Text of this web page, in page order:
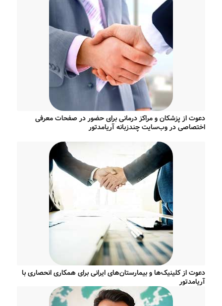
دعوت از پزشکان و مراکز درمانی برای حضور در صفحات معرفی
اختصاصی در وب‌سایت چندزبانه آریامدتور
دعوت از کلینیک‌ها و بیمارستان‌های ایرانی برای همکاری انحصاری با
آریامدتور